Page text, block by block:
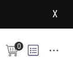
X
0